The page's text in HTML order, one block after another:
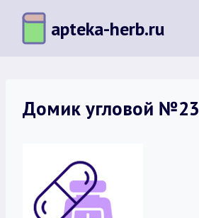
Перейти
содержимому
apteka-herb.ru
Домик угловой №23